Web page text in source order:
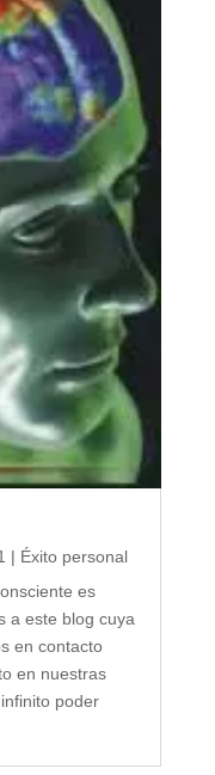
| Éxito personal
es
a este blog cuya
en contacto
en nuestras
poder